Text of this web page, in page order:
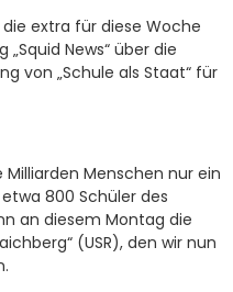
extra für diese Woche
News“ über die
von „Schule als Staat“ für
Milliarden Menschen nur ein
800 Schüler des
an diesem Montag die
(USR), den wir nun